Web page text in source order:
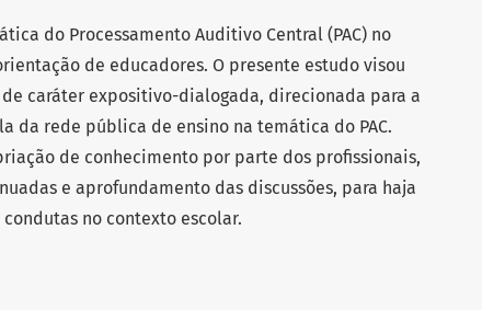
do Processamento Auditivo Central (PAC) no
de educadores. O presente estudo visou
caráter expositivo-dialogada, direcionada para a
da rede pública de ensino na temática do PAC.
de conhecimento por parte dos profissionais,
e aprofundamento das discussões, para haja
no contexto escolar.